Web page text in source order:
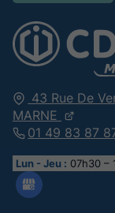
43 Rue De
MARNE
01 49 83 87
Lun - Jeu : 07h30 –